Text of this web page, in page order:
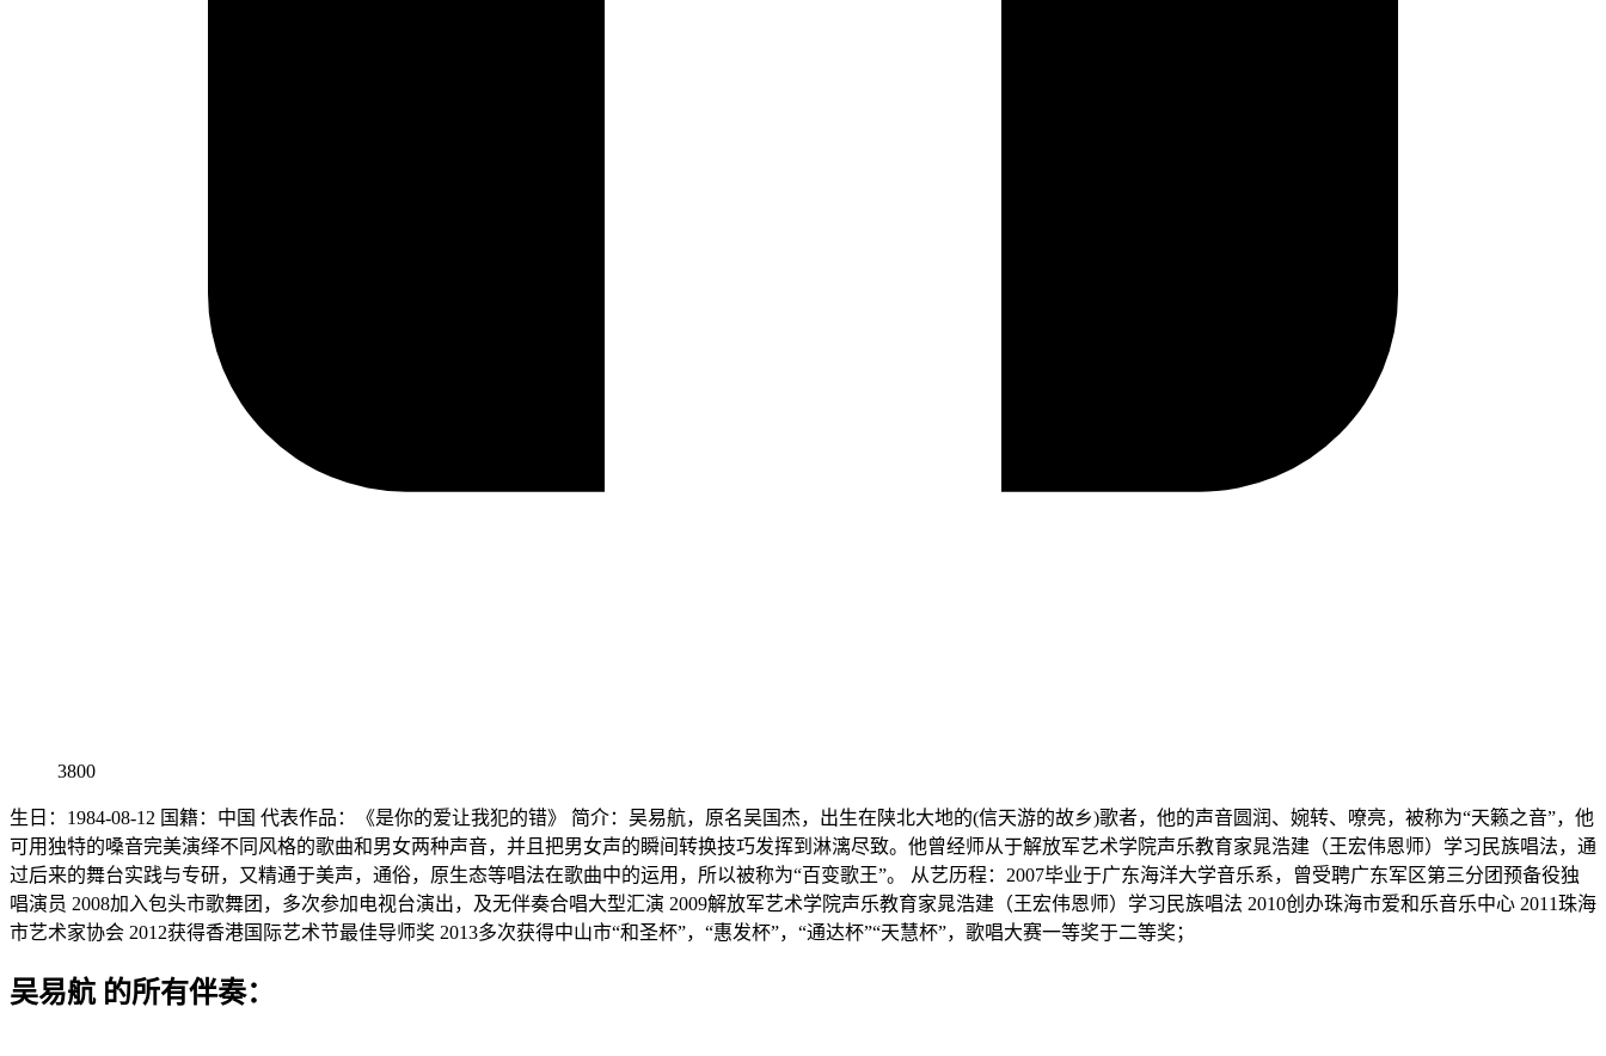
3800
生日：1984-08-12 国籍：中国 代表作品：《是你的爱让我犯的错》 简介：吴易航，原名吴国杰，出生在陕北大地的(信天游的故乡)歌者，他的声音圆润、婉转、嘹亮，被称为“天籁之音”，他
可用独特的嗓音完美演绎不同风格的歌曲和男女两种声音，并且把男女声的瞬间转换技巧发挥到淋漓尽致。他曾经师从于解放军艺术学院声乐教育家晁浩建（王宏伟恩师）学习民族唱法，通
过后来的舞台实践与专研，又精通于美声，通俗，原生态等唱法在歌曲中的运用，所以被称为“百变歌王”。 从艺历程：2007毕业于广东海洋大学音乐系，曾受聘广东军区第三分团预备役独
唱演员 2008加入包头市歌舞团，多次参加电视台演出，及无伴奏合唱大型汇演 2009解放军艺术学院声乐教育家晁浩建（王宏伟恩师）学习民族唱法 2010创办珠海市爱和乐音乐中心 2011珠海
市艺术家协会 2012获得香港国际艺术节最佳导师奖 2013多次获得中山市“和圣杯”，“惠发杯”，“通达杯”“天慧杯”，歌唱大赛一等奖于二等奖；
吴易航 的所有伴奏：